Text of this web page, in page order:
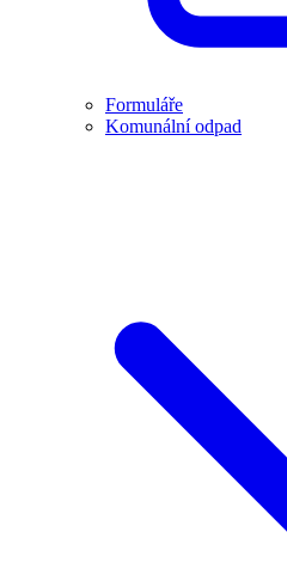
Formuláře
Komunální odpad